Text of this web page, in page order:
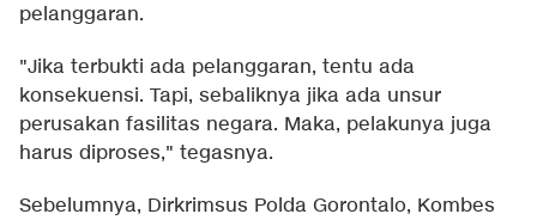
pelanggaran.
"Jika terbukti ada pelanggaran, tentu ada
konsekuensi. Tapi, sebaliknya jika ada unsur
perusakan fasilitas negara. Maka, pelakunya juga
harus diproses," tegasnya.
Sebelumnya, Dirkrimsus Polda Gorontalo, Kombes